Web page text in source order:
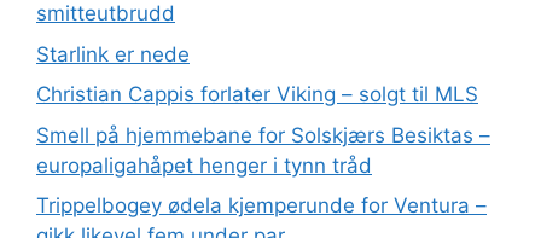
smitteutbrudd
Starlink er nede
Christian Cappis forlater Viking – solgt til MLS
Smell på hjemmebane for Solskjærs Besiktas –
europaligahåpet henger i tynn tråd
Trippelbogey ødela kjemperunde for Ventura –